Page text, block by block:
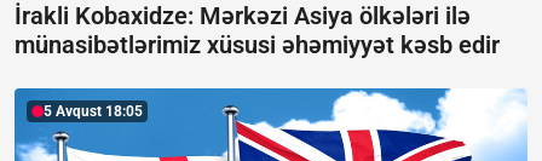
İrakli Kobaxidze: Mərkəzi Asiya ölkələri ilə
münasibətlərimiz xüsusi əhəmiyyət kəsb edir
5 Avqust 18:05